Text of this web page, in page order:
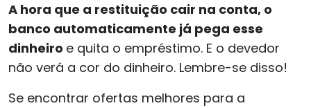
A hora que a restituição cair na conta, o
banco automaticamente já pega esse
dinheiro e quita o empréstimo. E o devedor
não verá a cor do dinheiro. Lembre-se disso!
Se encontrar ofertas melhores para a